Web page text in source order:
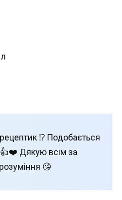
⁉️ Подобається
👍❤️ Дякую всім за
😘